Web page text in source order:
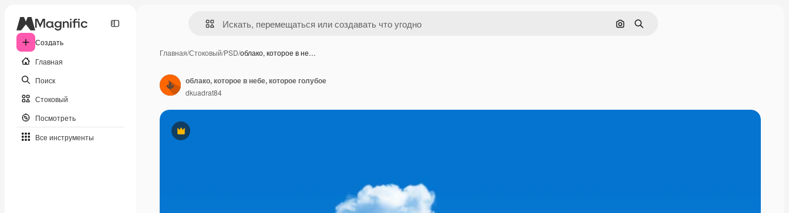
Создать
Главная
Поиск
Стоковый
Посмотреть
Все инструменты
Поиск по изображению
Поиск
Главная/Стоковый/PSD/облако, которое в не…
Премиум
облако, которое в небе, которое голубое
dkuadrat84